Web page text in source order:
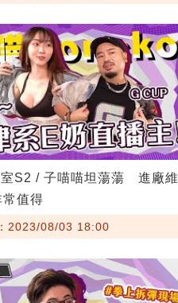
S2 / 子喵喵坦蕩蕩 進廠維
值得
2023/08/03 18:00